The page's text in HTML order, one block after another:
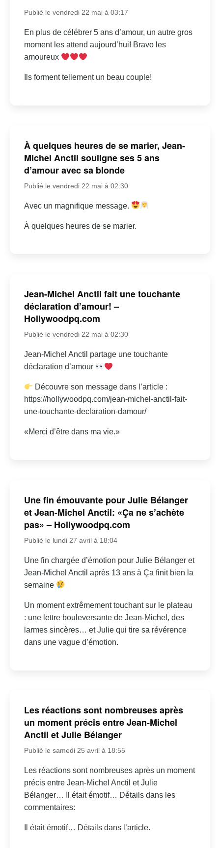
Publié le vendredi 22 mai à 03:17
En plus de célébrer 5 ans d’amour, un autre gros
moment les attend aujourd’hui! Bravo les
amoureux
Ils forment tellement un beau couple!
À quelques heures de se marier, Jean-
Michel Anctil souligne ses 5 ans
d’amour avec sa blonde
Publié le vendredi 22 mai à 02:30
Avec un magnifique message.
À quelques heures de se marier.
Jean-Michel Anctil fait une touchante
déclaration d’amour! –
Hollywoodpq.com
Publié le vendredi 22 mai à 02:30
Jean-Michel Anctil partage une touchante
déclaration d’amour
Découvre son message dans l’article :
https://hollywoodpq.com/jean-michel-anctil-fait-
une-touchante-declaration-damour/
«Merci d’être dans ma vie.»
Une fin émouvante pour Julie Bélanger
et Jean-Michel Anctil: «Ça ne s’achète
pas» – Hollywoodpq.com
Publié le lundi 27 avril à 18:04
Une fin chargée d’émotion pour Julie Bélanger et
Jean-Michel Anctil après 13 ans à Ça finit bien la
semaine
Un moment extrêmement touchant sur le plateau
: une lettre bouleversante de Jean-Michel, des
larmes sincères… et Julie qui tire sa révérence
dans une vague d’émotion.
Les réactions sont nombreuses après
un moment précis entre Jean-Michel
Anctil et Julie Bélanger
Publié le samedi 25 avril à 18:55
Les réactions sont nombreuses après un moment
précis entre Jean-Michel Anctil et Julie
Bélanger… Il était émotif… Détails dans les
commentaires:
Il était émotif… Détails dans l’article.